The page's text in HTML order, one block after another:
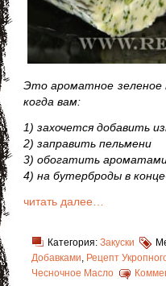
Это ароматное зеленое
когда вам:
1) захочется добавить
2) заправить пельмени
3) обогатить ароматами
4) на бутерброды в
читать далее…
Категория: Закуски
Добавками, Рецепт
Чесночное Масло